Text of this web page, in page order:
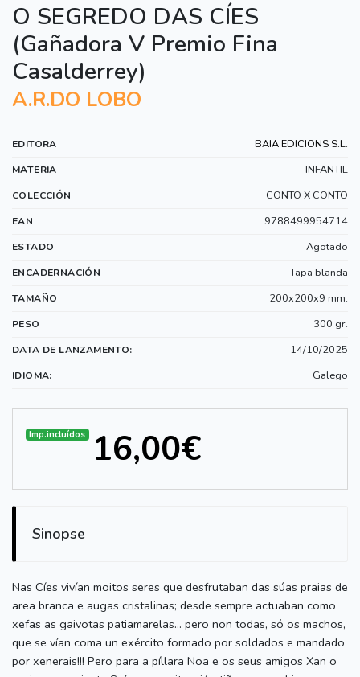
O SEGREDO DAS CÍES
(Gañadora V Premio Fina
Casalderrey)
A.R.DO LOBO
EDITORA BAIA EDICIONS S.L.
MATERIA INFANTIL
COLECCIÓN CONTO X CONTO
EAN 9788499954714
ESTADO Agotado
ENCADERNACIÓN Tapa blanda
TAMAÑO 200x200x9 mm.
PESO 300 gr.
DATA DE LANZAMENTO: 14/10/2025
IDIOMA: Galego
Imp.incluídos 16,00€
Sinopse
Nas Cíes vivían moitos seres que desfrutaban das súas praias de
area branca e augas cristalinas; desde sempre actuaban como
xefas as gaivotas patiamarelas… pero non todas, só os machos,
que se vían coma un exército formado por soldados e mandado
por xenerais!!! Pero para a píllara Noa e os seus amigos Xan o